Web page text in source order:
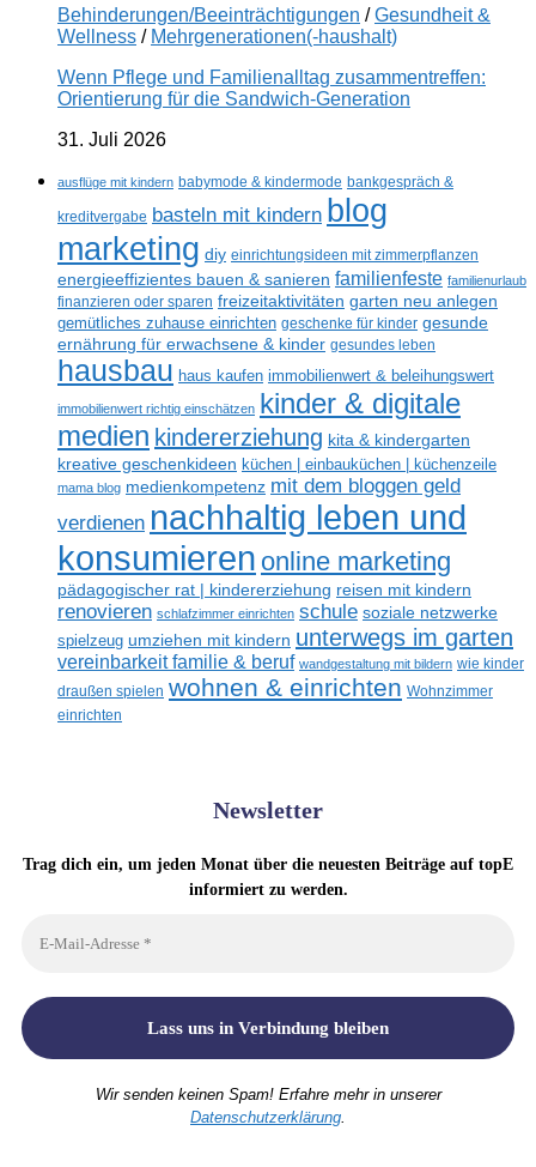
Behinderungen/Beeinträchtigungen /Gesundheit &
Wellness / Mehrgenerationen(-haushalt)
Wenn Pflege und Familienalltag zusammentreffen:
Orientierung für die Sandwich-Generation
31. Juli 2026
ausflüge mit kindern babymode & kindermode bankgespräch &
kreditvergabe basteln mit kindern blog
marketing diy einrichtungsideen mit zimmerpflanzen
energieeffizientes bauen & sanieren familienfeste familienurlaub
finanzieren oder sparen freizeitaktivitäten garten neu anlegen
gemütliches zuhause einrichten geschenke für kinder gesunde
ernährung für erwachsene & kinder gesundes leben
hausbau haus kaufen immobilienwert & beleihungswert
immobilienwert richtig einschätzen kinder & digitale
medien kindererziehung kita & kindergarten
kreative geschenkideen küchen | einbauküchen | küchenzeile
mama blog medienkompetenz mit dem bloggen geld
verdienen nachhaltig leben und
konsumieren online marketing
pädagogischer rat | kindererziehung reisen mit kindern
renovieren schlafzimmer einrichten schule soziale netzwerke
spielzeug umziehen mit kindern unterwegs im garten
vereinbarkeit familie & beruf wandgestaltung mit bildern wie kinder
draußen spielen wohnen & einrichten Wohnzimmer
einrichten
Newsletter
Trag dich ein, um jeden Monat über die neuesten Beiträge auf topE
informiert zu werden.
Wir senden keinen Spam! Erfahre mehr in unserer
Datenschutzerklärung